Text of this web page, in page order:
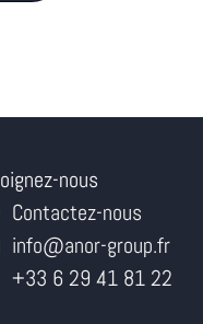
nous
Contactez-nous
info@anor-group.fr
+33 6 29 41 81 22